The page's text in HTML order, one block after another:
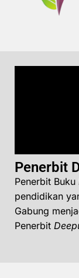
Penerbit
Penerbit Buku
pendidikan
Gabung
Penerbit